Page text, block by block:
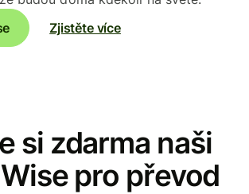
Zjistěte více
si zdarma naši
pro převod